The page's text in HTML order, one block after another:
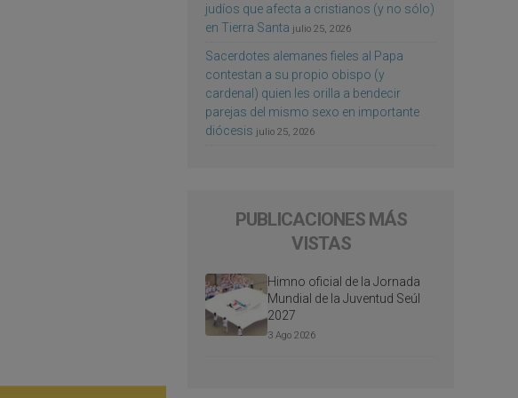
judíos que afecta a cristianos (y no sólo)
en Tierra Santa julio 25, 2026
Sacerdotes alemanes fieles al Papa
contestan a su propio obispo (y
cardenal) quien les orilla a bendecir
parejas del mismo sexo en importante
diócesis julio 25, 2026
PUBLICACIONES MÁS
VISTAS
Himno oficial de la Jornada
Mundial de la Juventud Seúl
2027
3 Ago 2026